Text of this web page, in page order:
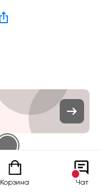
Корзина Чат